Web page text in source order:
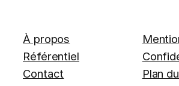
À propos
Référentiel
Contact
Plan